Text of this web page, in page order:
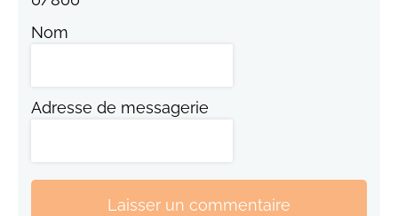
Nom
Adresse de messagerie
Laisser un commentaire